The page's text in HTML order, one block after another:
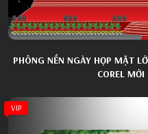
PHÔNG NỀN NGÀY HỌP MẶT
COREL
VIP